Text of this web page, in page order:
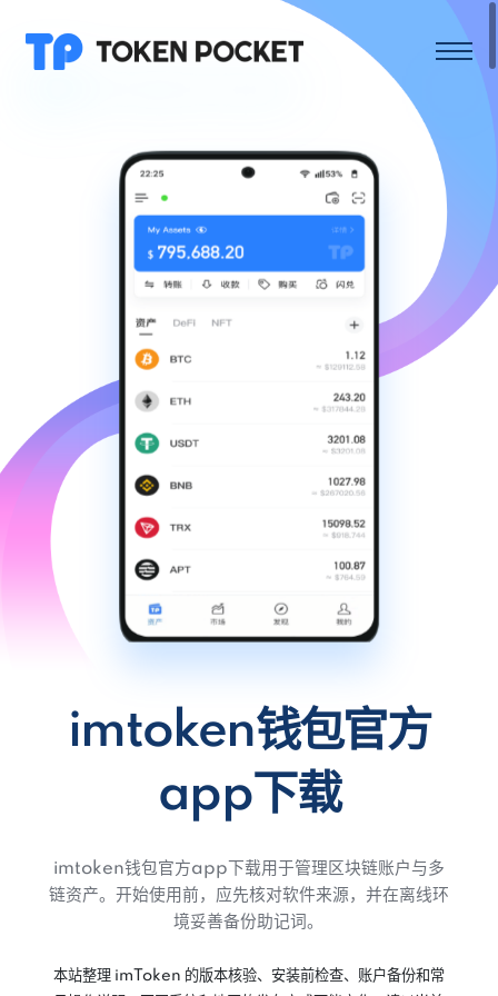
imtoken钱包官方
app下载
imtoken钱包官方app下载用于管理区块链账户与多
链资产。开始使用前，应先核对软件来源，并在离线环
境妥善备份助记词。
本站整理 imToken 的版本核验、安装前检查、账户备份和常